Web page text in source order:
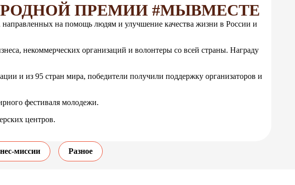
ПРЕМИИ #МЫВМЕСТЕ
на помощь людям и улучшение качества жизни в России и
некоммерческих организаций и волонтеры со всей страны. Награду
и из 95 стран мира, победители получили поддержку организаторов и
фестиваля молодежи.
центров.
миссии Разное